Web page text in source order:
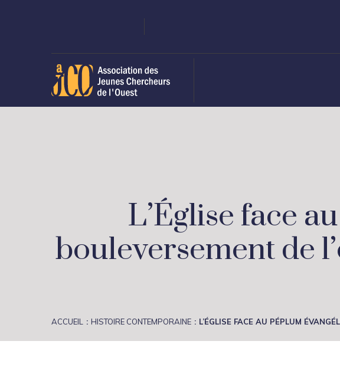
L’Église face
bouleversement de
ACCUEIL HISTOIRE CONTEMPORAINE L’ÉGLISE FACE AU PÉPLUM